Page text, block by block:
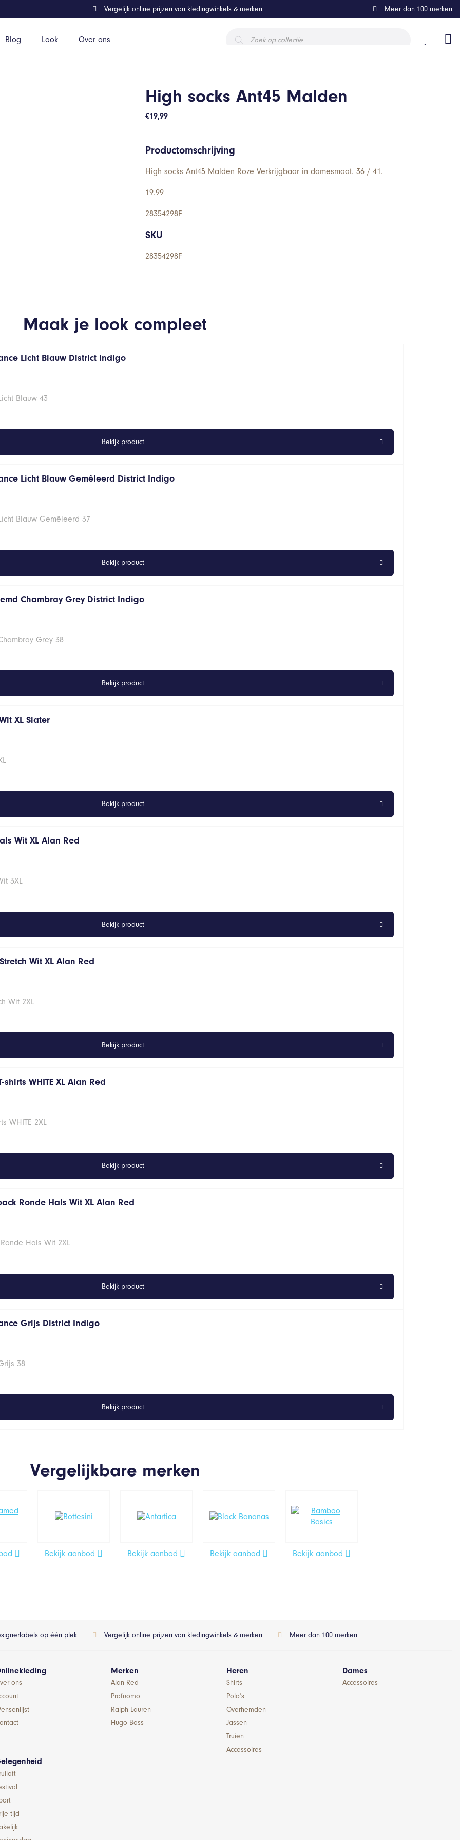
Blog Look Over ons
zoeken
Vergelijk online prijzen van kledingwinkels & merken Meer dan 100 merken
High socks Ant45 Malden
€19,99
Productomschrijving
High socks Ant45 Malden Roze Verkrijgbaar in damesmaat. 36 / 41.
19.99
28354298F
SKU
28354298F
Maak je look compleet
Licht Blauw District Indigo
Blauw 43
Bekijk product
Licht Blauw Gemêleerd District Indigo
Blauw Gemêleerd 37
Bekijk product
Chambray Grey District Indigo
Grey 38
Bekijk product
XL Slater
Bekijk product
Wit XL Alan Red
3XL
Bekijk product
Wit XL Alan Red
Wit 2XL
Bekijk product
WHITE XL Alan Red
WHITE 2XL
Bekijk product
Ronde Hals Wit XL Alan Red
Hals Wit 2XL
Bekijk product
Grijs District Indigo
38
Bekijk product
Vergelijkbare merken
Bekijk aanbod Bekijk aanbod Bekijk aanbod Bekijk aanbod
op één plek Vergelijk online prijzen van kledingwinkels & merken Meer dan 100 merken
ons
Merken
Alan Red
Profuomo
Ralph Lauren
Hugo Boss
Heren
Shirts
Polo’s
Overhemden
Jassen
Truien
Accessoires
Dames
Accessoires
tijd